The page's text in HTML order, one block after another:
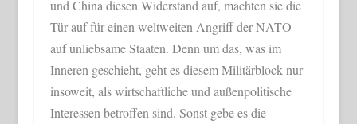
und China diesen Widerstand auf, machten sie die
Tür auf für einen weltweiten Angriff der NATO
auf unliebsame Staaten. Denn um das, was im
Inneren geschieht, geht es diesem Militärblock nur
insoweit, als wirtschaftliche und außenpolitische
Interessen betroffen sind. Sonst gebe es die